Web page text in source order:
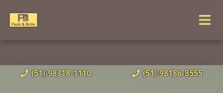
(51) 98318-1110 (51) 98186-8555